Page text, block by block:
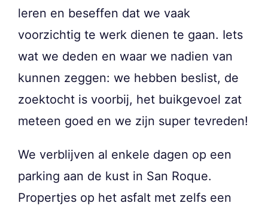
leren en beseffen dat we vaak
voorzichtig te werk dienen te gaan. Iets
wat we deden en waar we nadien van
kunnen zeggen: we hebben beslist, de
zoektocht is voorbij, het buikgevoel zat
meteen goed en we zijn super tevreden!
We verblijven al enkele dagen op een
parking aan de kust in San Roque.
Propertjes op het asfalt met zelfs een